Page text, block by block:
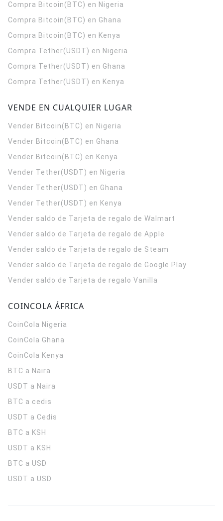
Compra Bitcoin(BTC) en Nigeria
Compra Bitcoin(BTC) en Ghana
Compra Bitcoin(BTC) en Kenya
Compra Tether(USDT) en Nigeria
Compra Tether(USDT) en Ghana
Compra Tether(USDT) en Kenya
VENDE EN CUALQUIER LUGAR
Vender Bitcoin(BTC) en Nigeria
Vender Bitcoin(BTC) en Ghana
Vender Bitcoin(BTC) en Kenya
Vender Tether(USDT) en Nigeria
Vender Tether(USDT) en Ghana
Vender Tether(USDT) en Kenya
Vender saldo de Tarjeta de regalo de Walmart
Vender saldo de Tarjeta de regalo de Apple
Vender saldo de Tarjeta de regalo de Steam
Vender saldo de Tarjeta de regalo de Google Play
Vender saldo de Tarjeta de regalo Vanilla
COINCOLA ÁFRICA
CoinCola Nigeria
CoinCola Ghana
CoinCola Kenya
BTC a Naira
USDT a Naira
BTC a cedis
USDT a Cedis
BTC a KSH
USDT a KSH
BTC a USD
USDT a USD